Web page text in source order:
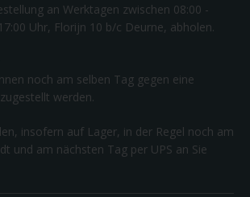
an Werktagen zwischen 08:00 -
Uhr, Florijn 10 b/c Deurne, abholen.
noch am selben Tag gegen eine
werden.
insofern auf Lager, in der Regel noch am
und am nächsten Tag per UPS an Sie